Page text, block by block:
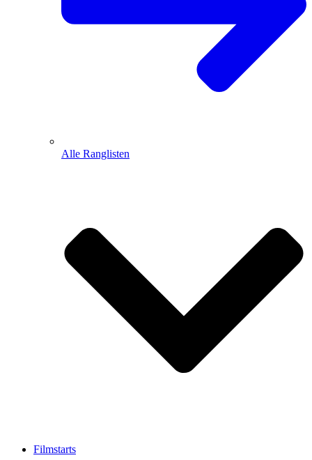
Alle Ranglisten
Filmstarts